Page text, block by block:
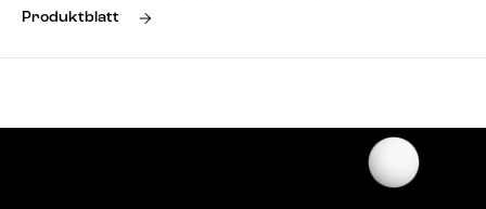
Produktblatt